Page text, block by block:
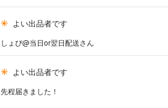
よい出品者です
しょぴ@当日or翌日配送さん
よい出品者です
先程届きました！